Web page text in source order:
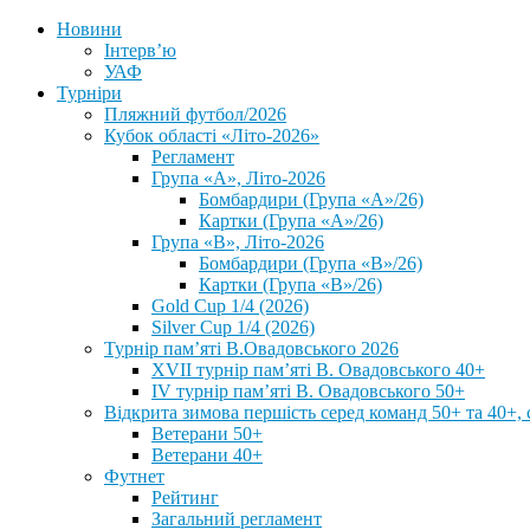
Новини
Інтерв’ю
УАФ
Турніри
Пляжний футбол/2026
Кубок області «Літо-2026»
Регламент
Група «А», Літо-2026
Бомбардири (Група «А»/26)
Картки (Група «А»/26)
Група «В», Літо-2026
Бомбардири (Група «В»/26)
Картки (Група «В»/26)
Gold Cup 1/4 (2026)
Silver Cup 1/4 (2026)
Турнір пам’яті В.Овадовського 2026
XVII турнір пам’яті В. Овадовського 40+
IV турнір пам’яті В. Овадовського 50+
Відкрита зимова першість серед команд 50+ та 40+,
Ветерани 50+
Ветерани 40+
Футнет
Рейтинг
Загальний регламент